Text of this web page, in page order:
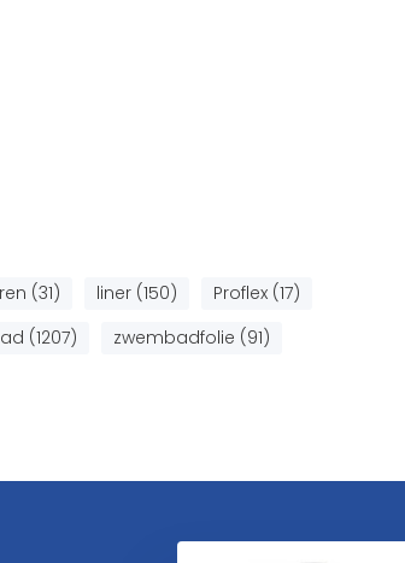
(31) liner (150)
Proflex (17)
(1207) zwembadfolie (91)